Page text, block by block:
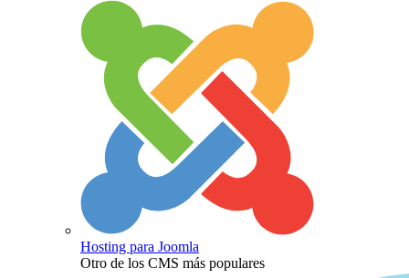
Hosting para Joomla
Otro de los CMS más populares